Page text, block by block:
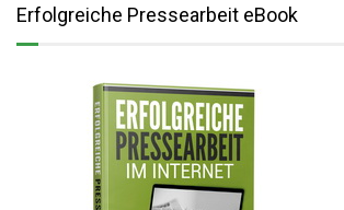
Erfolgreiche Pressearbeit eBook